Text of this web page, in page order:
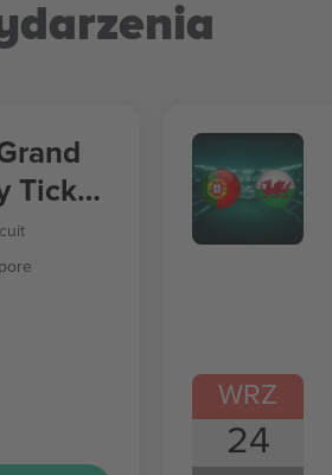
Ticket
WRZ
24